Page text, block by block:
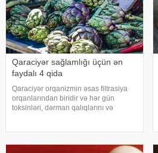
Qaraciyər sağlamlığı üçün ən
faydalı 4 qida
Qaraciyər orqanizmin əsas filtrasiya
orqanlarından biridir və hər gün
toksinləri, dərman qalıqlarını və
klinikalar